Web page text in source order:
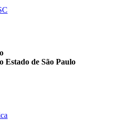
Estado de São Paulo